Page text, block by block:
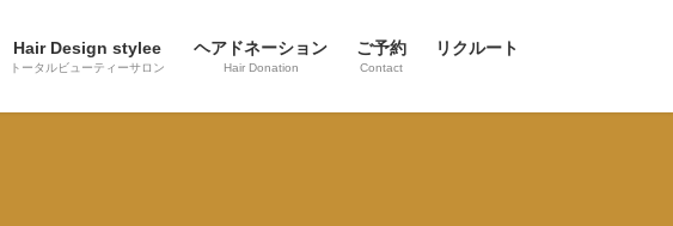
Hair Design stylee
トータルビューティーサロン
ヘアドネーション
Hair Donation
ご予約
Contact
リクルート